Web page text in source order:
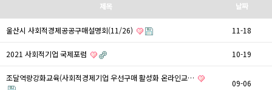
제목 날짜
울산시 사회적경제공공구매설명회(11/26) 11-18
2021 사회적기업 국제포럼 10-19
조달역량강화교육(사회적경제기업 우선구매 활성화 온라인교…
09-06